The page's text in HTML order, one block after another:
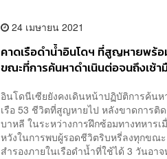
24 เมษายน 2021
คาดเรือดำน้ำอินโดฯ ที่สูญหายพร้
ขณะที่การค้นหาดำเนินต่อจนถึงเช้
อินโดนีเซียยังคงเดินหน้าปฏิบัติการค้นห
เรือ 53 ชีวิตที่สูญหายไป หลังขาดการติ
บาหลี ในระหว่างการฝึกซ้อมทางทหาร
หวังในการพบผู้รอดชีวิตริบหรี่ลงทุกขณ
สำรองภายในเรือดำน้ำที่ใช้ได้ 3 วันอา